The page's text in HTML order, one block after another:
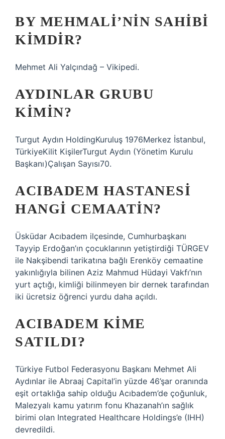
BY MEHMALI’NIN SAHIBI
KIMDIR?
Mehmet Ali Yalçındağ – Vikipedi.
AYDINLAR GRUBU
KIMIN?
Turgut Aydın HoldingKuruluş 1976Merkez İstanbul,
TürkiyeKilit KişilerTurgut Aydın (Yönetim Kurulu
Başkanı)Çalışan Sayısı70.
ACIBADEM HASTANESI
HANGI CEMAATIN?
Üsküdar Acıbadem ilçesinde, Cumhurbaşkanı
Tayyip Erdoğan’ın çocuklarının yetiştirdiği TÜRGEV
​​ile Nakşibendi tarikatına bağlı Erenköy cemaatine
yakınlığıyla bilinen Aziz Mahmud Hüdayi Vakfı’nın
yurt açtığı, kimliği bilinmeyen bir dernek tarafından
iki ücretsiz öğrenci yurdu daha açıldı.
ACIBADEM KIME
SATILDI?
Türkiye Futbol Federasyonu Başkanı Mehmet Ali
Aydınlar ile Abraaj Capital’in yüzde 46’şar oranında
eşit ortaklığa sahip olduğu Acıbadem’de çoğunluk,
Malezyalı kamu yatırım fonu Khazanah’ın sağlık
birimi olan Integrated Healthcare Holdings’e (IHH)
devredildi.